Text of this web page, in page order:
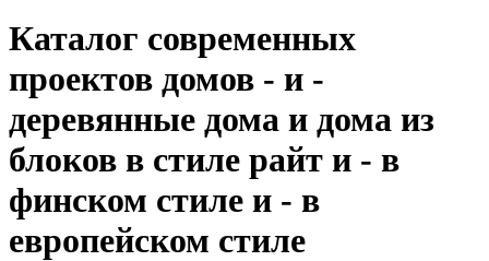
Каталог современных
проектов домов - и -
деревянные дома и дома из
блоков в стиле райт и - в
финском стиле и - в
европейском стиле